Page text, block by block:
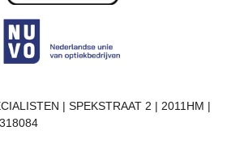
| SPEKSTRAAT 2 | 2011HM |